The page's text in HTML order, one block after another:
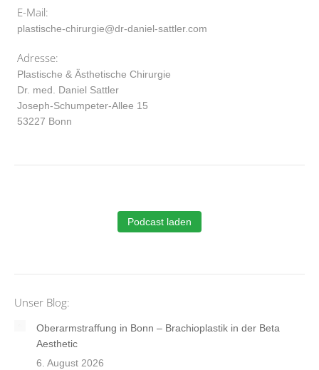
E-Mail:
plastische-chirurgie@dr-daniel-sattler.com
Adresse:
Plastische & Ästhetische Chirurgie
Dr. med. Daniel Sattler
Joseph-Schumpeter-Allee 15
53227 Bonn
Podcast laden
Unser Blog:
Oberarmstraffung in Bonn – Brachioplastik in der Beta
Aesthetic
6. August 2026